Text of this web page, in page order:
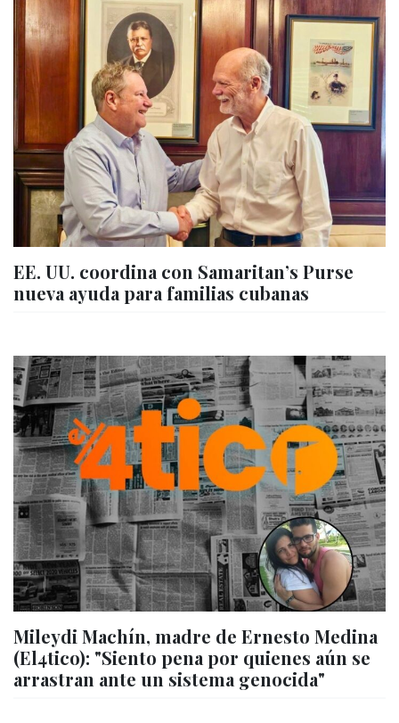
EE. UU. coordina con Samaritan’s Purse
nueva ayuda para familias cubanas
Mileydi Machín, madre de Ernesto Medina
(El4tico): "Siento pena por quienes aún se
arrastran ante un sistema genocida"